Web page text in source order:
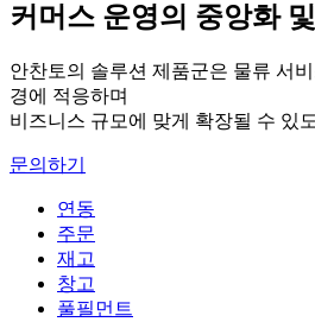
커머스 운영의 중앙화
안찬토의 솔루션 제품군은 물류 서
경에 적응하며
비즈니스 규모에 맞게 확장될 수 있
문의하기
연동
주문
재고
창고
풀필먼트